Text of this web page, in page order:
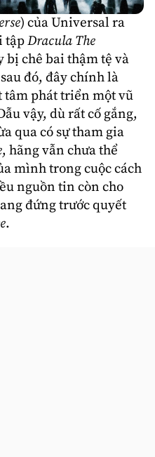
) của Universal ra
tậpDracula The
bị chê bai thậm tệ và
đó, đây chính là
tâm phát triển một vũ
vậy, dù rất cố gắng,
qua có sự tham gia
, hãng vẫn chưa thể
mình trong cuộc cách
nguồn tin còn cho
đứng trước quyết
.